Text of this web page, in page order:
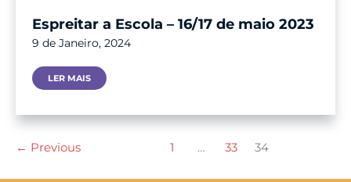
Espreitar a Escola – 16/17 de maio 2023
9 de Janeiro, 2024
Espreitar
Escola
De
LER MAIS
← Previous 1 … 33 34